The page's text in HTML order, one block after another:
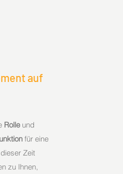
auf
Rolle und
für eine
Zeit
zu Ihnen,